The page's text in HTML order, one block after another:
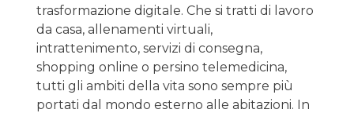
trasformazione digitale. Che si tratti di lavoro
da casa, allenamenti virtuali,
intrattenimento, servizi di consegna,
shopping online o persino telemedicina,
tutti gli ambiti della vita sono sempre più
portati dal mondo esterno alle abitazioni. In